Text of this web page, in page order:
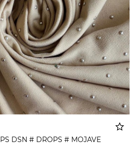
DSN # DROPS # MOJAVE